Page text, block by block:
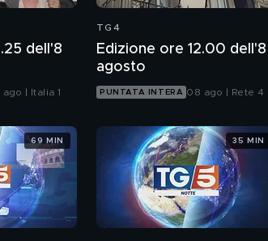
dell'8
| Italia 1
TG4
Edizione ore 12.00 dell'8
agosto
PUNTATA INTERA 08 ago | Rete 4
69 MIN 35 MIN